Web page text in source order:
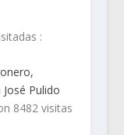
:
Pulido
8482 visitas